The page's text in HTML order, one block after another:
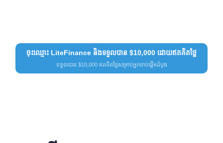
ចុះឈ្មោះ LiteFinance និងទទួលបាន $10,000 ដោយឥតគិតថ្លៃ
ទទួលបាន $10,000 ឥតគិតថ្លៃសម្រាប់អ្នកចាប់ផ្តើមដំបូង